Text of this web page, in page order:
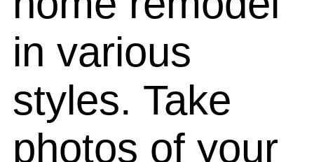
in various
styles. Take
photos of your